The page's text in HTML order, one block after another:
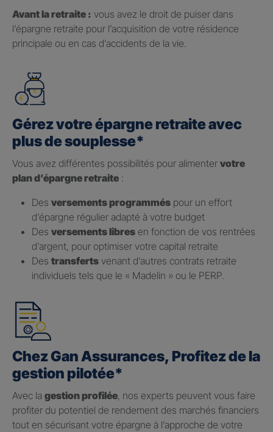
Avant la retraite : vous avez le droit de puiser dans
l’épargne retraite pour l’acquisition de votre résidence
principale ou en cas d’accidents de la vie.
Gérez votre épargne retraite avec
plus de souplesse*
Vous avez différentes possibilités pour alimenter votre
plan d’épargne retraite :
Des versements programmés pour un effort
d’épargne régulier adapté à votre budget
Des versements libres en fonction de vos rentrées
d’argent, pour optimiser votre capital retraite
Des transferts venant d’autres contrats retraite
individuels tels que le « Madelin » ou le PERP.
Chez Gan Assurances, Profitez de la
gestion pilotée*
Avec la gestion profilée, nos experts peuvent vous faire
profiter du potentiel de rendement des marchés financiers
tout en sécurisant votre épargne à l’approche de votre